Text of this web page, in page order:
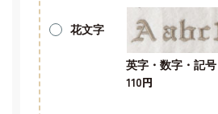
花文字
英字・数字・記号
110円